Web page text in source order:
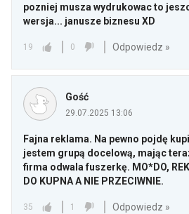
pozniej musza wydrukowac to
wersja... janusze biznesu XD
19 0 Odpowiedz »
Gość
29.07.2025 13:06
Fajna reklama. Na pewno pojdę
jestem grupą docelową, mając
firma odwala fuszerkę. MO*DO,
DO KUPNA A NIE PRZECIWNIE.
35 1 Odpowiedz »